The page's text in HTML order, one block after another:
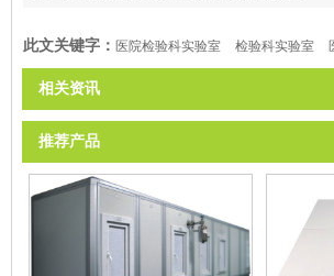
此文关键字： 医院检验科实验室 检验科实验室
相关资讯
推荐产品